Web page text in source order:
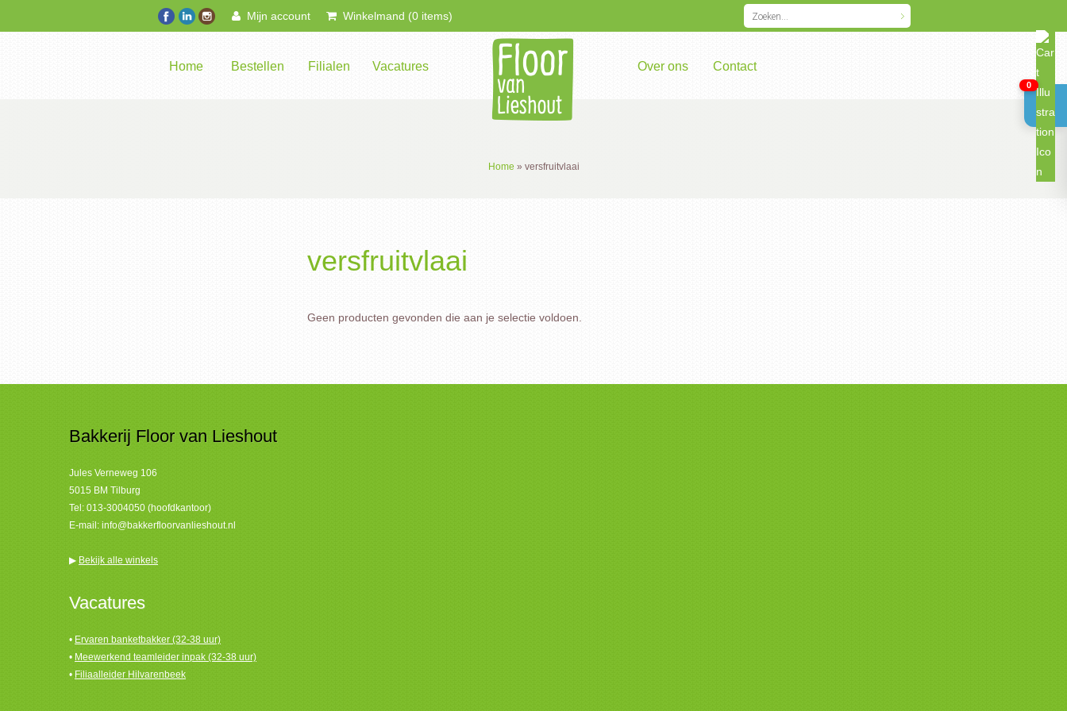
Mijn account Winkelmand (0 items)
Home Bestellen Filialen Vacatures Over ons Contact
Home » versfruitvlaai
versfruitvlaai
Geen producten gevonden die aan je selectie voldoen.
Bakkerij Floor van Lieshout
Jules Verneweg 106
5015 BM Tilburg
Tel: 013-3004050 (hoofdkantoor)
E-mail: info@bakkerfloorvanlieshout.nl
▶ Bekijk alle winkels
Vacatures
• Ervaren banketbakker (32-38 uur)
• Meewerkend teamleider inpak (32-38 uur)
• Filiaalleider Hilvarenbeek
0